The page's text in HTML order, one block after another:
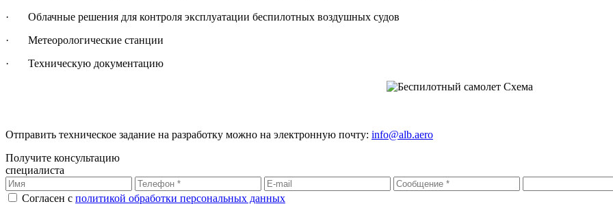
· Облачные решения для контроля эксплуатации беспилотных воздушных судов
· Метеорологические станции
· Техническую документацию
Отправить техническое задание на разработку можно на электронную почту: info@alb.aero
Получите консультацию
специалиста
Согласен с политикой обработки персональных данных